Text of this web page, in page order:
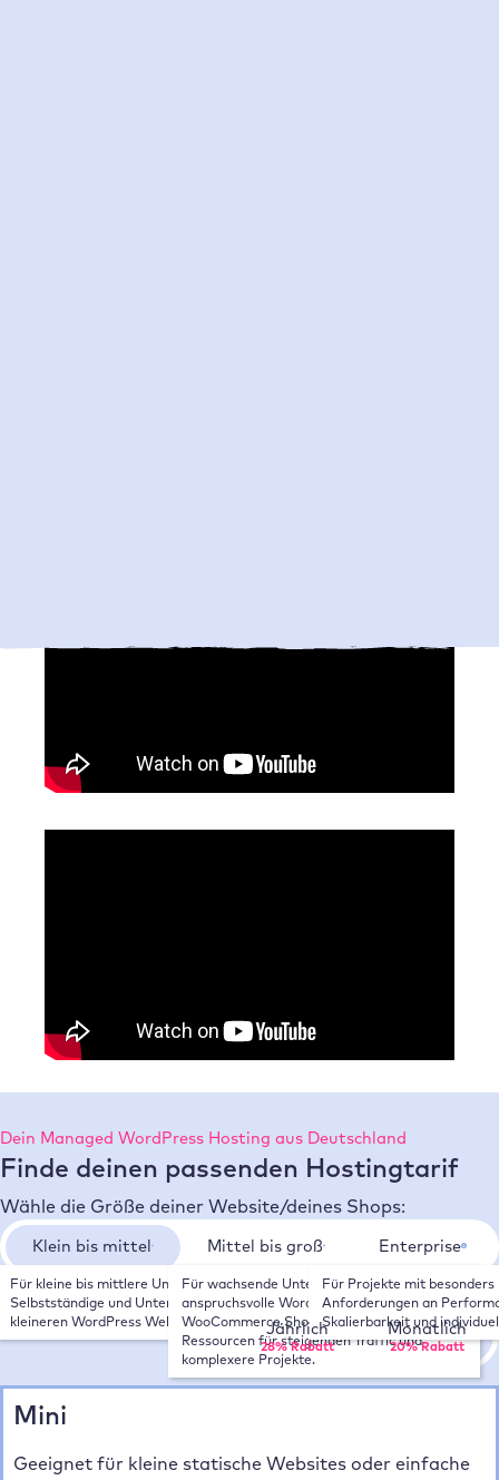
Dein Managed WordPress Hosting aus Deutschland
Finde deinen passenden Hostingtarif
Wähle die Größe deiner Website/deines Shops:
Klein bis mittel
Für kleine bis mittlere Unternehmen,
Selbstständige und Unternehmen mit
kleineren WordPress Websites.
Mittel bis groß
Für wachsende Unternehmen,
anspruchsvolle WordPress Websites und
WooCommerce Shops. Mehr Leistung und
Ressourcen für steigenden Traffic und
komplexere Projekte.
Enterprise
Für Projekte mit besonders
Anforderungen an
Skalierbarkeit und
Wähle deinen Zahlungsrhythmus:
Jährlich
28% Rabatt
Monatlich
20% Rabatt
Mini
Geeignet für kleine statische Websites oder einfache